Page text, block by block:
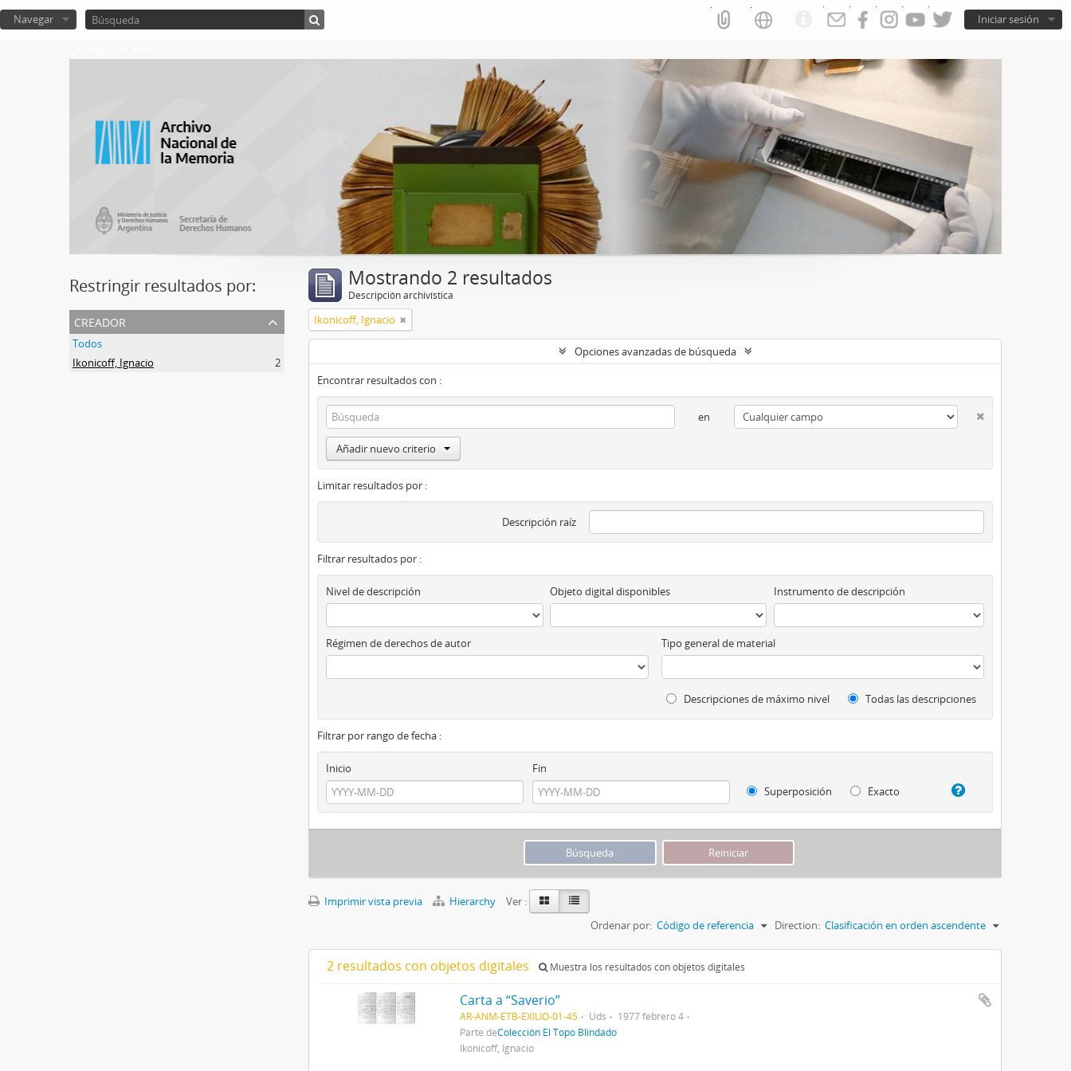
Iniciar sesión
Navegar
Restringir resultados por:
creador
Todos
Ikonicoff, Ignacio
2
Mostrando 2 resultados
Descripción archivística
Ikonicoff, Ignacio
Opciones avanzadas de búsqueda
Encontrar resultados con :
en
Añadir nuevo criterio
Limitar resultados por :
Descripción raíz
Filtrar resultados por :
Nivel de descripción Objeto digital disponibles Instrumento de descripción
Régimen de derechos de autor Tipo general de material
Descripciones de máximo nivel Todas las descripciones
Filtrar por rango de fecha :
Inicio
Fin
Superposición
Exacto
Imprimir vista previa Hierarchy
Ver :
Ordenar por: Código de referencia Direction: Clasificación en orden ascendente
2 resultados con objetos digitales Muestra los resultados con objetos digitales
Carta a “Saverio”
AR-ANM-ETB-EXILIO-01-45 Uds
1977 febrero 4
Parte deColección El Topo Blindado
Ikonicoff, Ignacio